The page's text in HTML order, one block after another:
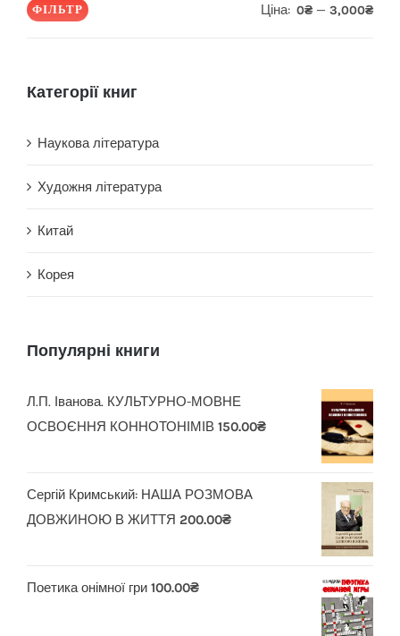
ФІЛЬТР Ціна: 0₴ — 3,000₴
Категорії книг
Наукова література
Художня література
Китай
Корея
Популярні книги
Л.П. Іванова. КУЛЬТУРНО-МОВНЕ
ОСВОЄННЯ КОННОТОНІМІВ 150.00₴
Сергій Кримський: НАША РОЗМОВА
ДОВЖИНОЮ В ЖИТТЯ 200.00₴
Поетика онімної гри 100.00₴